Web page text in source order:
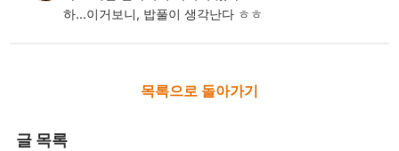
하...이거보니, 밥풀이 생각난다 ㅎㅎ
목록으로 돌아가기
글 목록